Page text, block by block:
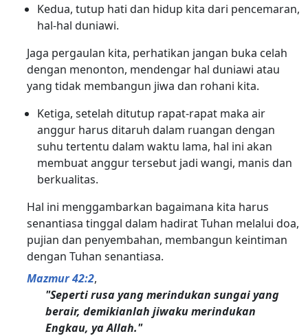
Kedua, tutup hati dan hidup kita dari pencemaran,
hal-hal duniawi.
Jaga pergaulan kita, perhatikan jangan buka celah
dengan menonton, mendengar hal duniawi atau
yang tidak membangun jiwa dan rohani kita.
Ketiga, setelah ditutup rapat-rapat maka air
anggur harus ditaruh dalam ruangan dengan
suhu tertentu dalam waktu lama, hal ini akan
membuat anggur tersebut jadi wangi, manis dan
berkualitas.
Hal ini menggambarkan bagaimana kita harus
senantiasa tinggal dalam hadirat Tuhan melalui doa,
pujian dan penyembahan, membangun keintiman
dengan Tuhan senantiasa.
Mazmur 42:2,
"Seperti rusa yang merindukan sungai yang
berair, demikianlah jiwaku merindukan
Engkau, ya Allah."